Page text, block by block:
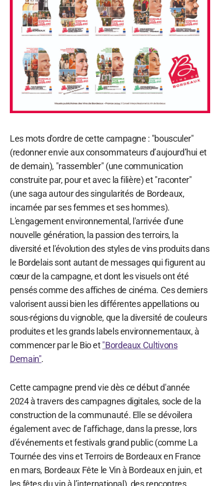
Les mots d'ordre de cette campagne : "bousculer"
(redonner envie aux consommateurs d’aujourd’hui et
de demain), "rassembler" (une communication
construite par, pour et avec la filière) et "raconter"
(une saga autour des singularités de Bordeaux,
incarnée par ses femmes et ses hommes).
L'engagement environnemental, l'arrivée d'une
nouvelle génération, la passion des terroirs, la
diversité et l'évolution des styles de vins produits dans
le Bordelais sont autant de messages qui figurent au
cœur de la campagne, et dont les visuels ont été
pensés comme des affiches de cinéma. Ces derniers
valorisent aussi bien les différentes appellations ou
sous-régions du vignoble, que la diversité de couleurs
produites et les grands labels environnementaux, à
commencer par le Bio et"Bordeaux Cultivons
Demain".
Cette campagne prend vie dès ce début d'année
2024 à travers des campagnes digitales, socle de la
construction de la communauté. Elle se dévoilera
également avec de l’affichage, dans la presse, lors
d’événements et festivals grand public (comme La
Tournée des vins et Terroirs de Bordeaux en France
en mars, Bordeaux Fête le Vin à Bordeaux en juin, et